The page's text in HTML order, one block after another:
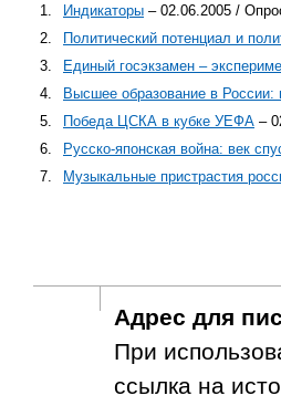
1. Индикаторы – 02.06.2005 /
2.
Политический потенциал и
3.
Единый госэкзамен –
4.
Высшее образование в России:
5.
Победа ЦСКА в кубке УЕФА –
6.
Русско-японская война: век
7.
Музыкальные пристрастия
Адрес для
При
ссылка на